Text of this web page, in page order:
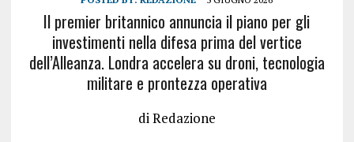
Il premier britannico annuncia il piano per gli
investimenti nella difesa prima del vertice
dell’Alleanza. Londra accelera su droni, tecnologia
militare e prontezza operativa
di Redazione